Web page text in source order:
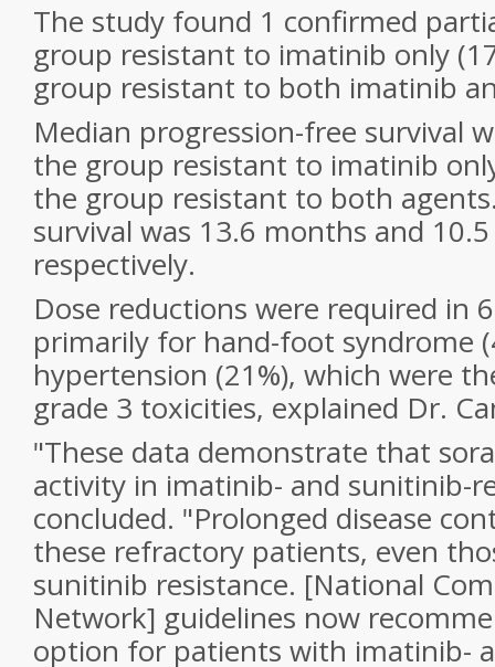
The study found 1 confirmed
group resistant to imatinib only
group resistant to both imatinib
Median progression-free survival
the group resistant to imatinib
the group resistant to both
survival was 13.6 months and
respectively.
Dose reductions were required in
primarily for hand-foot syndrome
hypertension (21%), which were
grade 3 toxicities, explained Dr.
"These data demonstrate that
activity in imatinib- and sunitinib-
concluded. "Prolonged disease
these refractory patients, even
sunitinib resistance. [National
Network] guidelines now
option for patients with imatinib-